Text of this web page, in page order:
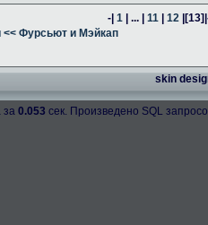
-|1 | ... |11 |12 |[13]
<< Фурсьют и Мэйкап
skin
за 0.053 сек. Произведено SQL